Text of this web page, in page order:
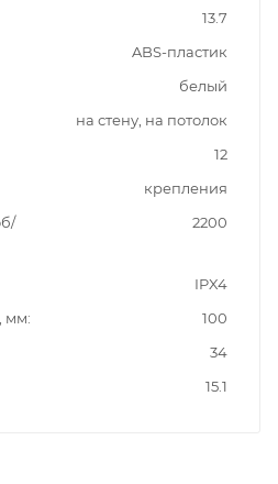
13.7
ABS-пластик
белый
на стену, на потолок
12
крепления
2200
IPX4
мм
100
34
15.1